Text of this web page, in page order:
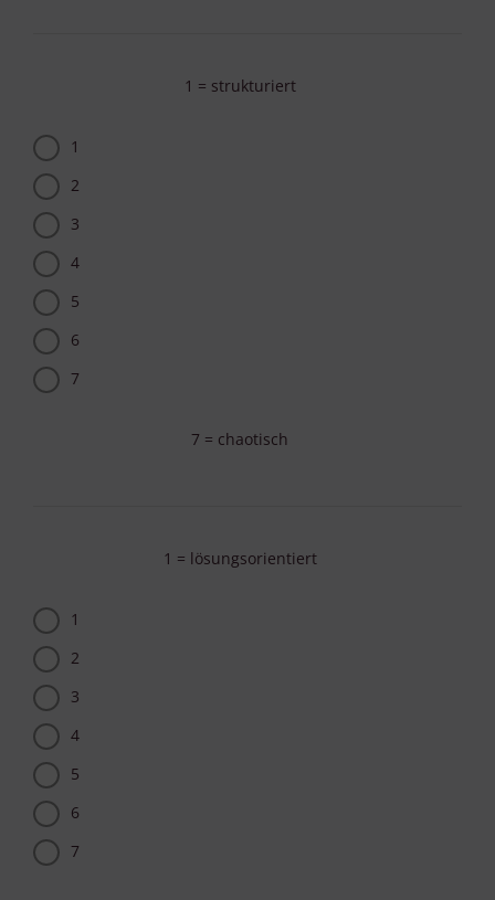
1 = strukturiert
1
2
3
4
5
6
7
7 = chaotisch
1 = lösungsorientiert
1
2
3
4
5
6
7